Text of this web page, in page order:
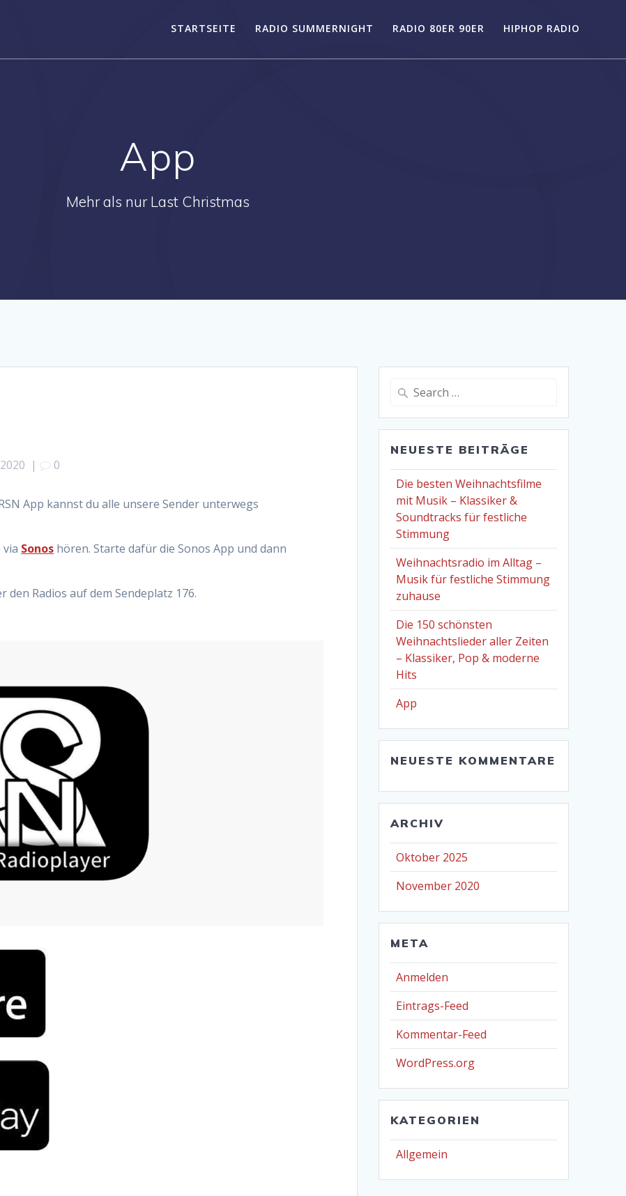
STARTSEITE RADIO SUMMERNIGHT RADIO 80ER 90ER HIPHOP RADIO
App
Mehr als nur Last Christmas
| 0
App kannst du alle unsere Sender unterwegs
Sonos hören. Starte dafür die Sonos App und dann
Radios auf dem Sendeplatz 176.
Search
NEUESTE BEITRÄGE
Die besten Weihnachtsfilme
mit Musik – Klassiker &
Soundtracks für festliche
Stimmung
Weihnachtsradio im Alltag –
Musik für festliche Stimmung
zuhause
Die 150 schönsten
Weihnachtslieder aller Zeiten
– Klassiker, Pop & moderne
Hits
App
NEUESTE KOMMENTARE
ARCHIV
Oktober 2025
November 2020
META
Anmelden
Eintrags-Feed
Kommentar-Feed
WordPress.org
KATEGORIEN
Allgemein